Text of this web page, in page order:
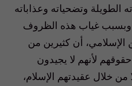
الطويلة وتضحياته وعذاباته
غياب هذه الظروف
الإسلامي، أن كثيرين من
لأنهم لا يجيدون
من خلال عقيدتهم الإسلام،